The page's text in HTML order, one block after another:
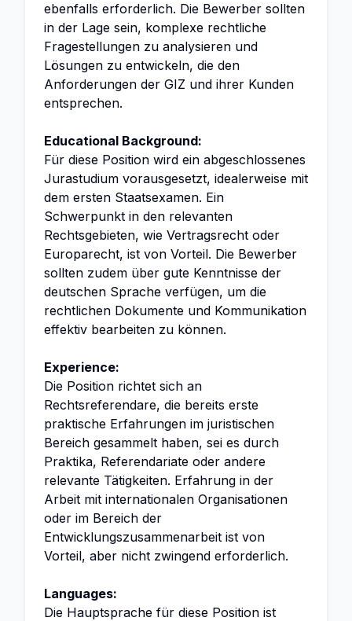
ebenfalls erforderlich. Die Bewerber sollten
in der Lage sein, komplexe rechtliche
Fragestellungen zu analysieren und
Lösungen zu entwickeln, die den
Anforderungen der GIZ und ihrer Kunden
entsprechen.
Educational Background:
Für diese Position wird ein abgeschlossenes
Jurastudium vorausgesetzt, idealerweise mit
dem ersten Staatsexamen. Ein
Schwerpunkt in den relevanten
Rechtsgebieten, wie Vertragsrecht oder
Europarecht, ist von Vorteil. Die Bewerber
sollten zudem über gute Kenntnisse der
deutschen Sprache verfügen, um die
rechtlichen Dokumente und Kommunikation
effektiv bearbeiten zu können.
Experience:
Die Position richtet sich an
Rechtsreferendare, die bereits erste
praktische Erfahrungen im juristischen
Bereich gesammelt haben, sei es durch
Praktika, Referendariate oder andere
relevante Tätigkeiten. Erfahrung in der
Arbeit mit internationalen Organisationen
oder im Bereich der
Entwicklungszusammenarbeit ist von
Vorteil, aber nicht zwingend erforderlich.
Languages:
Die Hauptsprache für diese Position ist